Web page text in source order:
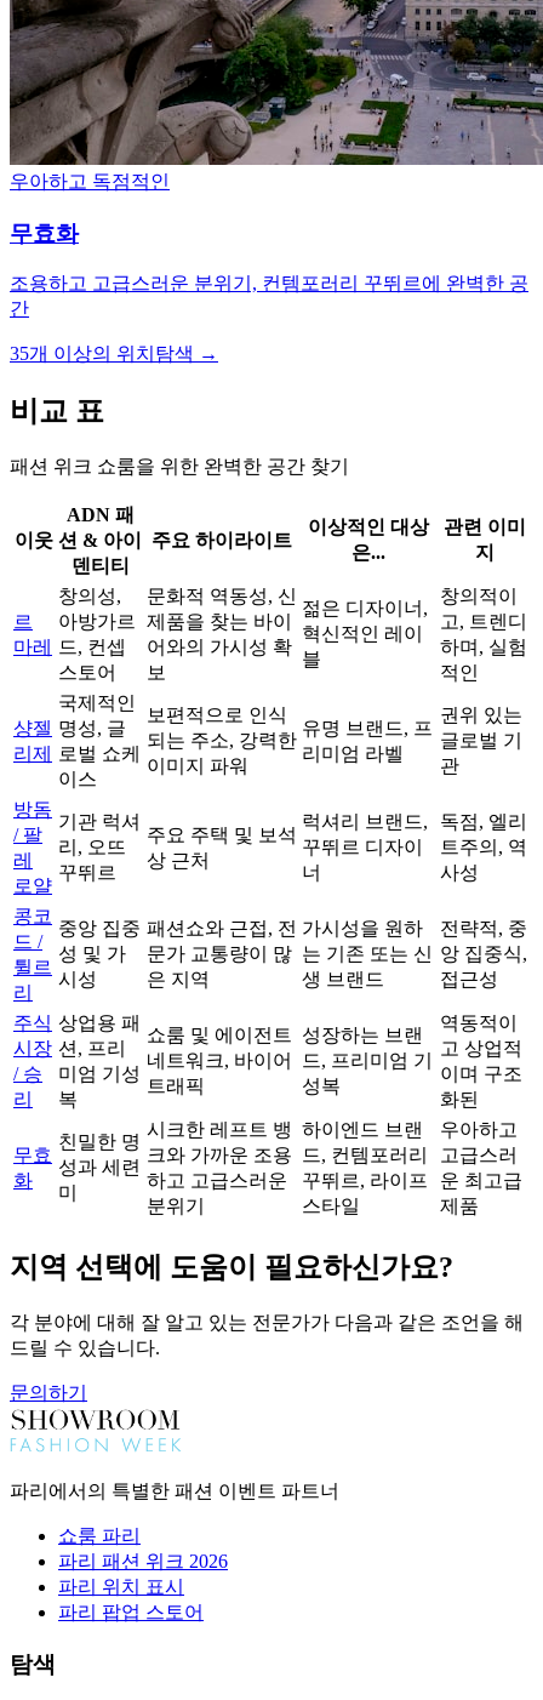
우아하고 독점적인
무효화
조용하고 고급스러운 분위기, 컨템포러리 꾸뛰르에 완벽한 공
간
35개 이상의 위치 탐색 →
비교 표
패션 위크 쇼룸을 위한 완벽한 공간 찾기
이웃
ADN 패
션 & 아이
덴티티
주요 하이라이트
이상적인 대상
은...
관련 이미
지
르
마레
창의성,
아방가르
드, 컨셉
스토어
문화적 역동성, 신
제품을 찾는 바이
어와의 가시성 확
보
젊은 디자이너,
혁신적인 레이
블
창의적이
고, 트렌디
하며, 실험
적인
샹젤
리제
국제적인
명성, 글
로벌 쇼케
이스
보편적으로 인식
되는 주소, 강력한
이미지 파워
유명 브랜드, 프
리미엄 라벨
권위 있는
글로벌 기
관
방돔
/ 팔
레
로얄
기관 럭셔
리, 오뜨
꾸뛰르
주요 주택 및 보석
상 근처
럭셔리 브랜드,
꾸뛰르 디자이
너
독점, 엘리
트주의, 역
사성
콩코
드 /
튈르
리
중앙 집중
성 및 가
시성
패션쇼와 근접, 전
문가 교통량이 많
은 지역
가시성을 원하
는 기존 또는 신
생 브랜드
전략적, 중
앙 집중식,
접근성
주식
시장
/ 승
리
상업용 패
션, 프리
미엄 기성
복
쇼룸 및 에이전트
네트워크, 바이어
트래픽
성장하는 브랜
드, 프리미엄 기
성복
역동적이
고 상업적
이며 구조
화된
무효
화
친밀한 명
성과 세련
미
시크한 레프트 뱅
크와 가까운 조용
하고 고급스러운
분위기
하이엔드 브랜
드, 컨템포러리
꾸뛰르, 라이프
스타일
우아하고
고급스러
운 최고급
제품
지역 선택에 도움이 필요하신가요?
각 분야에 대해 잘 알고 있는 전문가가 다음과 같은 조언을 해
드릴 수 있습니다.
문의하기
파리에서의 특별한 패션 이벤트 파트너
쇼룸 파리
파리 패션 위크 2026
파리 위치 표시
파리 팝업 스토어
탐색